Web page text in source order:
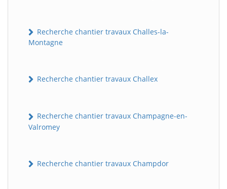
Recherche chantier travaux Challes-la-
Montagne
Recherche chantier travaux Challex
Recherche chantier travaux Champagne-en-
Valromey
Recherche chantier travaux Champdor